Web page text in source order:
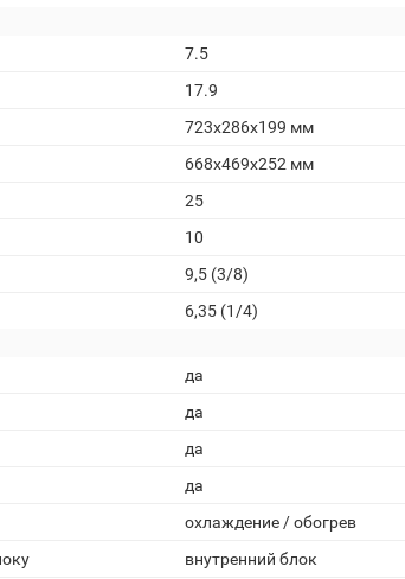
7.5
17.9
723x286x199 мм
668x469x252 мм
25
10
9,5 (3/8)
6,35 (1/4)
да
да
да
да
охлаждение / обогрев
внутренний блок